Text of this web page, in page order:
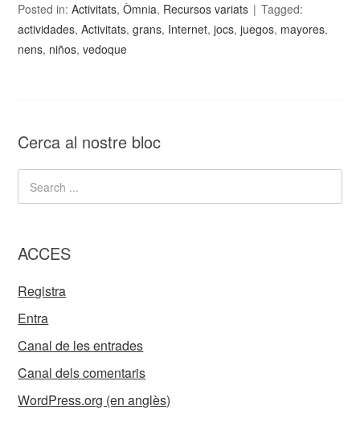
Posted in:Activitats,Òmnia, Recursos variats
Tagged:
actividades,Activitats,grans, Internet,jocs,juegos, mayores,
nens, niños,vedoque
Cerca al nostre bloc
ACCES
Registra
Entra
Canal de les entrades
Canal dels comentaris
WordPress.org (en anglès)